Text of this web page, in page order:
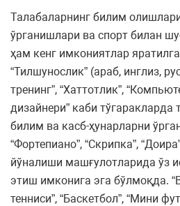
Талабаларнинг билим
ўрганишлари ва спорт билан
ҳам кенг имкониятлар
“Тилшунослик” (араб, инглиз,
тренинг”, “Хаттотлик”,
дизайнери” каби
билим ва касб-ҳунарларни
“Фортепиано”, “Скрипка”,
йўналиши машғулотларида ўз
этиш имконига эга бўлмоқда.
тенниси”, “Баскетбол”, “Мини